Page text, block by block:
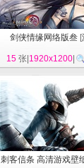
剑侠情缘网络版叁 [
15 张| 1920x1200
刺客信条 高清游戏壁